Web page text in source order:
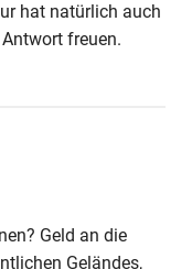
hat natürlich auch
freuen.
Geld an die
Geländes,